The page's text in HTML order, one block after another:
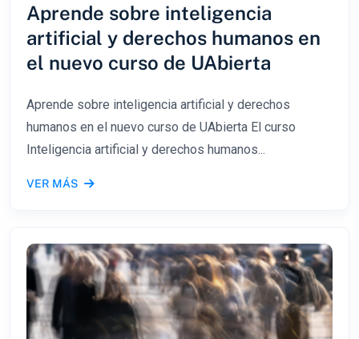
Aprende sobre inteligencia
artificial y derechos humanos en
el nuevo curso de UAbierta
Aprende sobre inteligencia artificial y derechos
humanos en el nuevo curso de UAbierta El curso
Inteligencia artificial y derechos humanos...
VER MÁS